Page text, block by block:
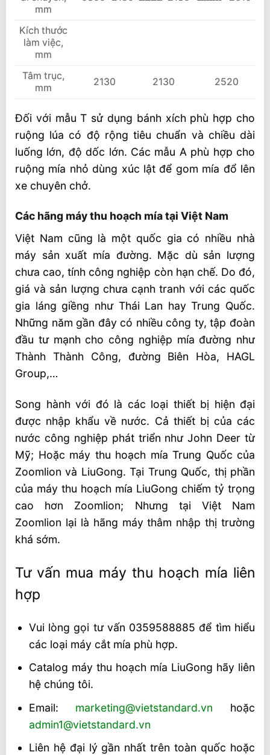
mm
Kích thước
làm việc,
mm
Tâm trục,
mm
2130 2130 2520
Đối với mẫu T sử dụng bánh xích phù hợp cho
ruộng lúa có độ rộng tiêu chuẩn và chiều dài
luống lớn, độ dốc lớn. Các mẫu A phù hợp cho
ruộng mía nhỏ dùng xúc lật để gom mía đổ lên
xe chuyên chở.
Các hãng máy thu hoạch mía tại Việt Nam
Việt Nam cũng là một quốc gia có nhiều nhà
máy sản xuất mía đường. Mặc dù sản lượng
chưa cao, tính công nghiệp còn hạn chế. Do đó,
giá và sản lượng chưa cạnh tranh với các quốc
gia láng giềng như Thái Lan hay Trung Quốc.
Những năm gần đây có nhiều công ty, tập đoàn
đầu tư mạnh cho công nghiệp mía đường như
Thành Thành Công, đường Biên Hòa, HAGL
Group,…
Song hành với đó là các loại thiết bị hiện đại
được nhập khẩu về nước. Cả thiết bị của các
nước công nghiệp phát triển như John Deer từ
Mỹ; Hoặc máy thu hoạch mía Trung Quốc của
Zoomlion và LiuGong. Tại Trung Quốc, thị phần
của máy thu hoạch mía LiuGong chiếm tỷ trọng
cao hơn Zoomlion; Nhưng tại Việt Nam
Zoomlion lại là hãng máy thâm nhập thị trường
khá sớm.
Tư vấn mua máy thu hoạch mía liên
hợp
Vui lòng gọi tư vấn 0359588885 để tìm hiểu
các loại máy cắt mía phù hợp.
Catalog máy thu hoạch mía LiuGong hãy liên
hệ chúng tôi.
Email: marketing@vietstandard.vn hoặc
admin1@vietstandard.vn
Liên hệ đại lý gần nhất trên toàn quốc hoặc